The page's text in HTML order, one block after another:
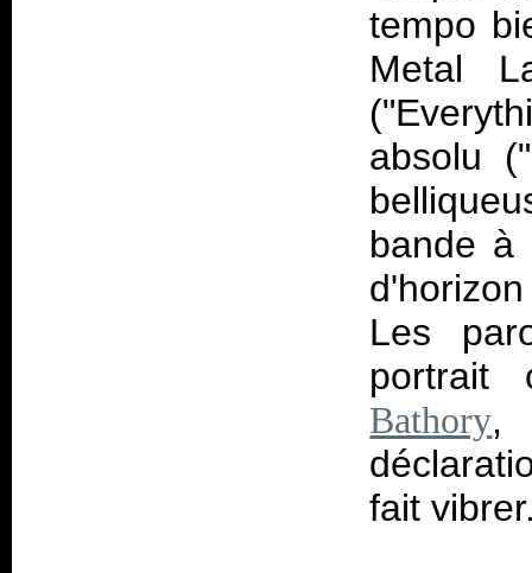
tempo
Metal
absolu
bande à
Les
portrait
Bathory,
fait